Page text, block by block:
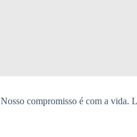
Nosso compromisso é com a vida.